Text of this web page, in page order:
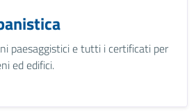
paesaggistici e tutti i certificati per
ed edifici.